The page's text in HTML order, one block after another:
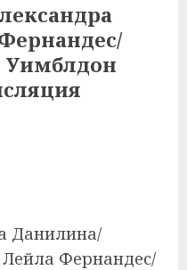
Уимблдон
Данилина/
Фернандес/